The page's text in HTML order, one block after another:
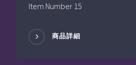
Item Number 15
商品詳細